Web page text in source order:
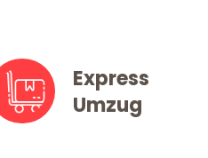
Express
Umzug